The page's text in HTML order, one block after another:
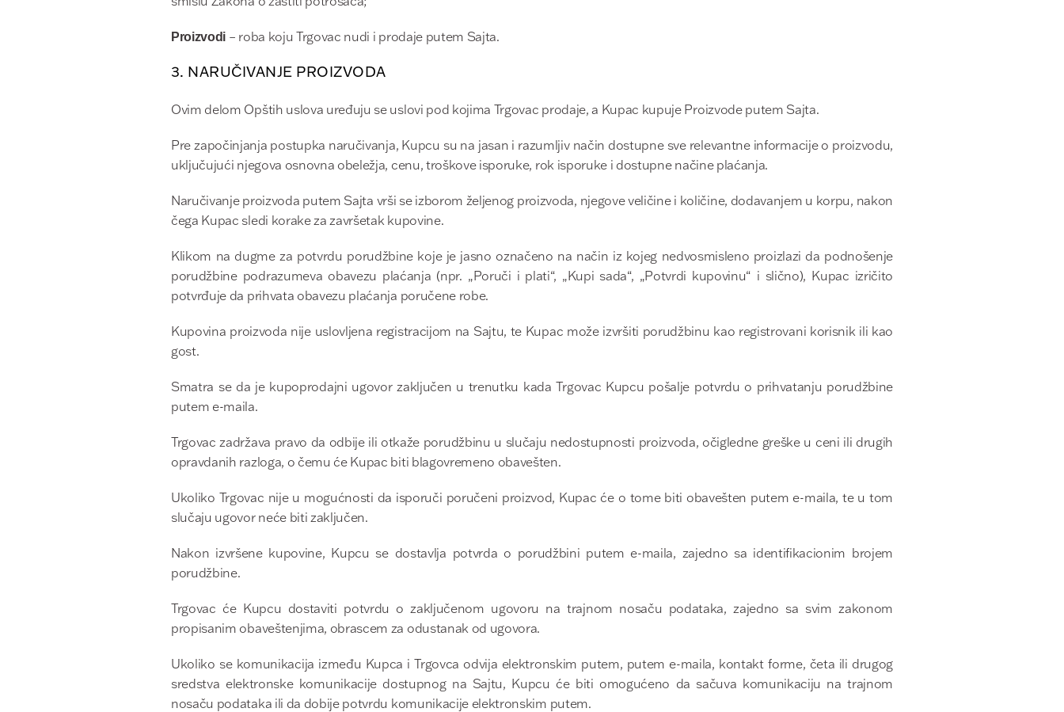
Proizvodi – roba koju Trgovac nudi i prodaje putem Sajta.
3. NARUČIVANJE PROIZVODA
Ovim delom Opštih uslova uređuju se uslovi pod kojima Trgovac prodaje, a Kupac kupuje Proizvode putem Sajta.
Pre započinjanja postupka naručivanja, Kupcu su na jasan i razumljiv način dostupne sve relevantne informacije o proizvodu,
uključujući njegova osnovna obeležja, cenu, troškove isporuke, rok isporuke i dostupne načine plaćanja.
Naručivanje proizvoda putem Sajta vrši se izborom željenog proizvoda, njegove veličine i količine, dodavanjem u korpu, nakon
čega Kupac sledi korake za završetak kupovine.
Klikom na dugme za potvrdu porudžbine koje je jasno označeno na način iz kojeg nedvosmisleno proizlazi da podnošenje
porudžbine podrazumeva obavezu plaćanja (npr. „Poruči i plati“, „Kupi sada“, „Potvrdi kupovinu“ i slično), Kupac izričito
potvrđuje da prihvata obavezu plaćanja poručene robe.
Kupovina proizvoda nije uslovljena registracijom na Sajtu, te Kupac može izvršiti porudžbinu kao registrovani korisnik ili kao
gost.
Smatra se da je kupoprodajni ugovor zaključen u trenutku kada Trgovac Kupcu pošalje potvrdu o prihvatanju porudžbine
putem e-maila.
Trgovac zadržava pravo da odbije ili otkaže porudžbinu u slučaju nedostupnosti proizvoda, očigledne greške u ceni ili drugih
opravdanih razloga, o čemu će Kupac biti blagovremeno obavešten.
Ukoliko Trgovac nije u mogućnosti da isporuči poručeni proizvod, Kupac će o tome biti obavešten putem e-maila, te u tom
slučaju ugovor neće biti zaključen.
Nakon izvršene kupovine, Kupcu se dostavlja potvrda o porudžbini putem e-maila, zajedno sa identifikacionim brojem
porudžbine.
Trgovac će Kupcu dostaviti potvrdu o zaključenom ugovoru na trajnom nosaču podataka, zajedno sa svim zakonom
propisanim obaveštenjima, obrascem za odustanak od ugovora.
Ukoliko se komunikacija između Kupca i Trgovca odvija elektronskim putem, putem e-maila, kontakt forme, četa ili drugog
sredstva elektronske komunikacije dostupnog na Sajtu, Kupcu će biti omogućeno da sačuva komunikaciju na trajnom
nosaču podataka ili da dobije potvrdu komunikacije elektronskim putem.